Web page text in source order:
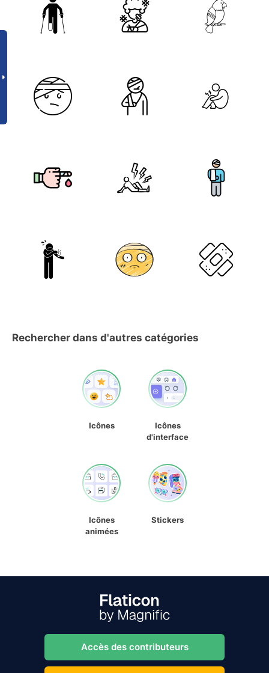
Rechercher dans d'autres catégories
Icônes
Icônes
d'interface
Icônes
animées
Stickers
Accès des contributeurs